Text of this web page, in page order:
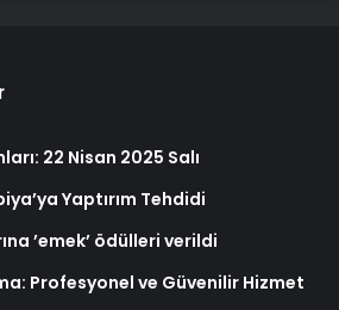
22 Nisan 2025 Salı
Yaptırım Tehdidi
’emek’ ödülleri verildi
Profesyonel ve Güvenilir Hizmet